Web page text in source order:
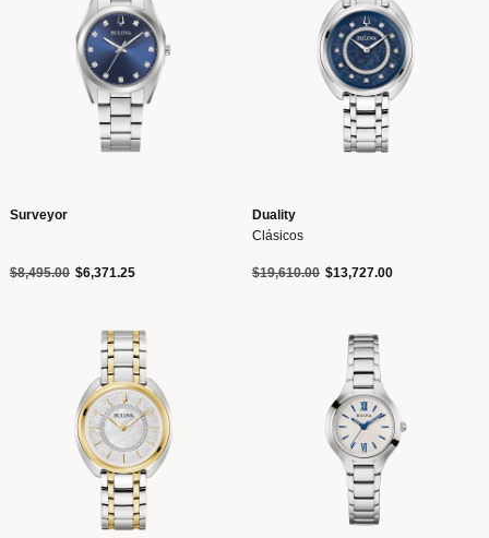
Surveyor
Precio reducido de
$8,495.00a$6,371.25
Duality
Clásicos
Precio reducido de
$19,610.00a$13,727.00